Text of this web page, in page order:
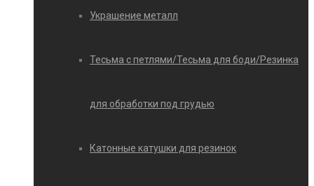
Украшение металл
Тесьма с петлями/Тесьма для боди/Резинка
для обработки под грудью
Катонные катушки для резинок